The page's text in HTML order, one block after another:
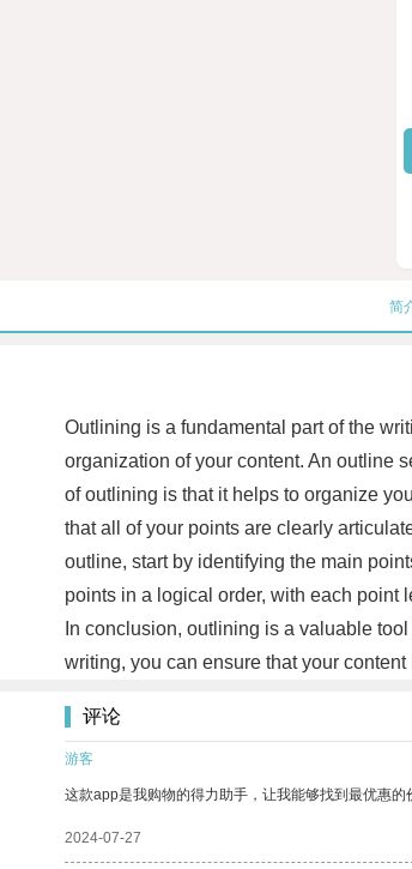
简
Outlining is a fundamental part of the
organization of your content. An outline
of outlining is that it helps to organize
that all of your points are clearly
outline, start by identifying the main
points in a logical order, with each point
In conclusion, outlining is a valuable
writing, you can ensure that your
评论
游客
这款app是我购物的得力助手，让我能够找到最优惠的
2024-07-27